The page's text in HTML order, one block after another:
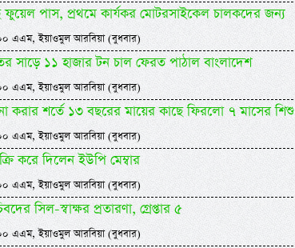
ফুয়েল পাস, প্রথমে কার্যকর মোটরসাইকেল চালকদের জন্য
এএম, ইয়াওমুল আরবিয়া (বুধবার)
সাড়ে ১১ হাজার টন চাল ফেরত পাঠাল বাংলাদেশ
এএম, ইয়াওমুল আরবিয়া (বুধবার)
করার শর্তে ১৩ বছরের মায়ের কাছে ফিরলো ৭ মাসের শিশু
এএম, ইয়াওমুল আরবিয়া (বুধবার)
করে দিলেন ইউপি মেম্বার
এএম, ইয়াওমুল আরবিয়া (বুধবার)
সিল-স্বাক্ষর প্রতারণা, গ্রেপ্তার ৫
এএম, ইয়াওমুল আরবিয়া (বুধবার)